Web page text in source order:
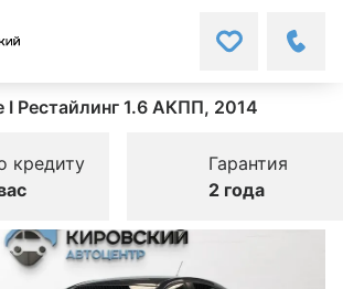
I Рестайлинг 1.6 АКПП, 2014
кредиту
Гарантия
2 года